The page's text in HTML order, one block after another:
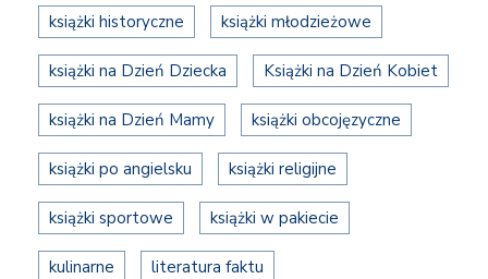
książki historyczne książki młodzieżowe
książki na Dzień Dziecka Książki na Dzień Kobiet
książki na Dzień Mamy książki obcojęzyczne
książki po angielsku książki religijne
książki sportowe książki w pakiecie
kulinarne literatura faktu